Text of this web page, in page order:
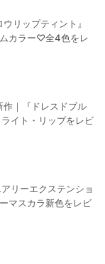
リップティント』
カラー♡全4色をレ
｜『ドレスドブル
イト・リップをレビ
リーエクステンショ
マスカラ新色をレビ